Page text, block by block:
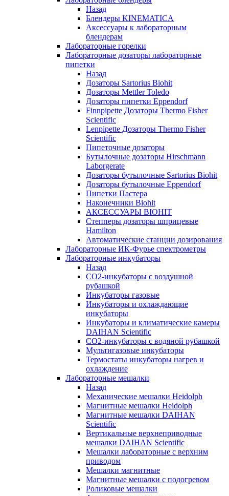
Назад
Блендеры KINEMATICA
Аксессуары к лабораторным
блендерам
Лабораторные горелки
Лабораторные дозаторы лабораторные
пипетки
Назад
Дозаторы Sartorius Biohit
Дозаторы Mettler Toledo
Дозаторы пипетки Eppendorf
Finnpipette Дозаторы Thermo Fisher
Scientific
Lenpipette Дозаторы Thermo Fisher
Scientific
Пипеточные дозаторы
Бутылочные дозаторы Hirschmann
Laborgerate
Дозаторы бутылочные Sartorius Biohit
Дозаторы бутылочные Eppendorf
Пипетки Пастера
Наконечники Biohit
АКСЕССУАРЫ BIOHIT
Степперы дозаторы шприцевые
Hamilton
Автоматические станции дозирования
Лабораторные ИК-Фурье спектрометры
Лабораторные инкубаторы
Назад
СО2-инкубаторы с воздушной
рубашкой
Инкубаторы газовые
Инкубаторы и охлаждающие
инкубаторы
Инкубаторы и климатические камеры
DAIHAN Scientific
CO2-инкубаторы с водяной рубашкой
Мультигазовые инкубаторы
Термостаты инкубаторы нагрев и
охлаждение
Лабораторные мешалки
Назад
Механические мешалки Heidolph
Магнитные мешалки Heidolph
Магнитные мешалки DAIHAN
Scientific
Вертикальные верхнеприводные
мешалки DAIHAN Scientific
Мешалки лабораторные с верхним
приводом
Мешалки магнитные
Магнитные мешалки с подогревом
Роликовые мешалки